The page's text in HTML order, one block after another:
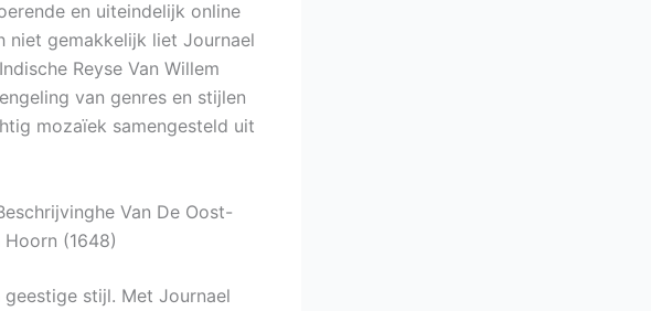
en uiteindelijk online
niet gemakkelijk liet Journael
Reyse Van Willem
van genres en stijlen
mozaïek samengesteld uit
Van De Oost-
Hoorn (1648)
stijl. Met Journael